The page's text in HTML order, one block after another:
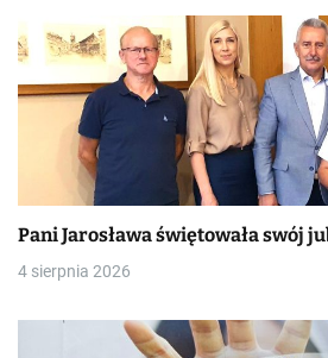
Pani Jarosława świętowała swój
4 sierpnia 2026